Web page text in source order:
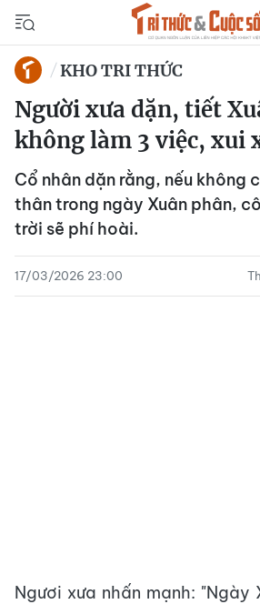
KHO TRI THỨC
Người xưa dặn, tiết
không làm 3 việc, xui
Cổ nhân dặn rằng, nếu không
thân trong ngày Xuân phân,
trời sẽ phí hoài.
17/03/2026 23:00
Ngươi xưa nhấn mạnh: "Ngày